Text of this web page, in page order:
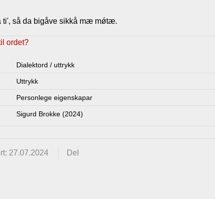
ti', så da bigåve sikkå mæ mǿtæ.
ordet?
Dialektord / uttrykk
Uttrykk
Personlege eigenskapar
Sigurd Brokke (2024)
27.07.2024 Del